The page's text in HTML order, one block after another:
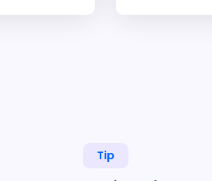
Tip